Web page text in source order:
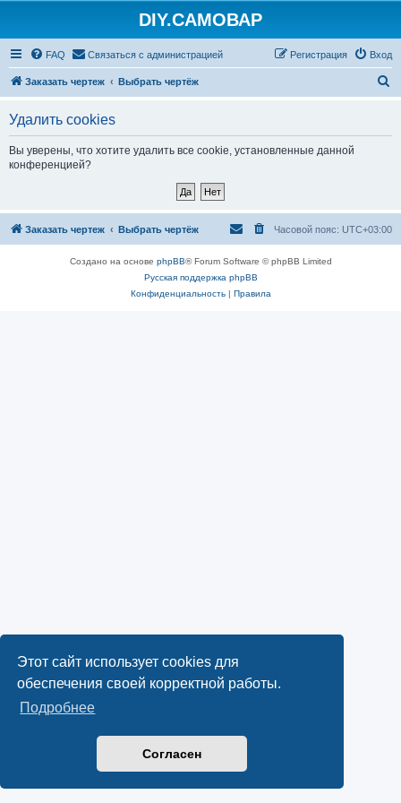
Этот сайт использует cookies для
обеспечения своей корректной работы.
Подробнее
Согласен
DIY.САМОВАР
FAQ Связаться с администрацией Вход
Регистрация
Заказать чертеж Выбрать чертёж
Удалить cookies
Вы уверены, что хотите удалить все cookie, установленные данной
конференцией?
Заказать чертеж Выбрать чертёж Часовой пояс: UTC+03:00
Создано на основе phpBB® Forum Software © phpBB Limited
Русская поддержка phpBB
Конфиденциальность| Правила